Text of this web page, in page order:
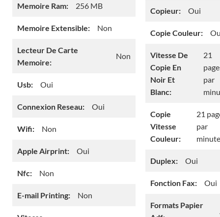
Memoire Ram: 256 MB
Memoire Extensible: Non
Lecteur De Carte
Memoire:
Non
Usb: Oui
Connexion Reseau: Oui
Wifi: Non
Apple Airprint: Oui
Nfc: Non
E-mail Printing: Non
Copieur: Oui
Copie Couleur:
Vitesse De
Copie En
Noir Et
Blanc:
21
par
Copie
Vitesse
Couleur:
21
par
minute
Duplex: Oui
Fonction Fax: Oui
Formats Papier